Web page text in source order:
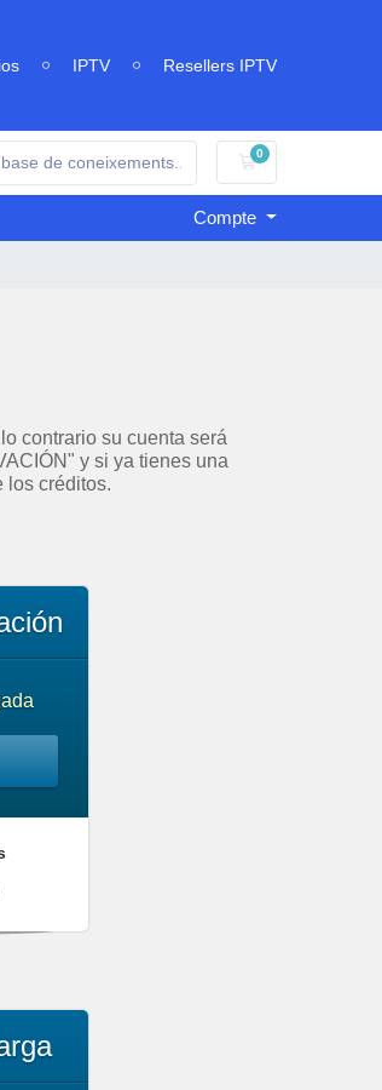
IPTV Resellers IPTV
0
Carro de
Compte
contrario su cuenta será
y si ya tienes una
los créditos.